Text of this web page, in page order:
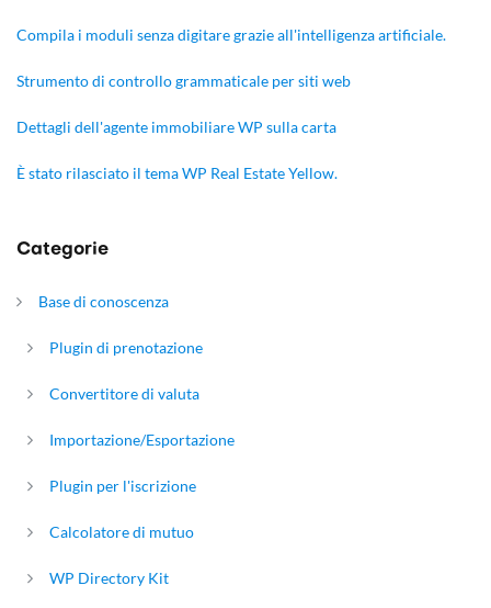
Compila i moduli senza digitare grazie all'intelligenza artificiale.
Strumento di controllo grammaticale per siti web
Dettagli dell'agente immobiliare WP sulla carta
È stato rilasciato il tema WP Real Estate Yellow.
Categorie
Base di conoscenza
Plugin di prenotazione
Convertitore di valuta
Importazione/Esportazione
Plugin per l'iscrizione
Calcolatore di mutuo
WP Directory Kit